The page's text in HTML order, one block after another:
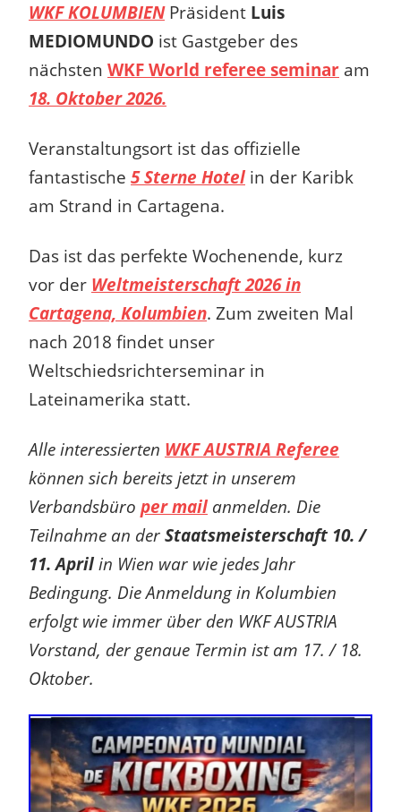
WKF KOLUMBIENPräsident Luis
MEDIOMUNDO ist Gastgeber des
nächsten WKF World referee seminar am
18. Oktober 2026.
Veranstaltungsort ist das offizielle
fantastische 5 Sterne Hotel in der Karibk
am Strand in Cartagena.
Das ist das perfekte Wochenende, kurz
vor der Weltmeisterschaft 2026 in
Cartagena, Kolumbien. Zum zweiten Mal
nach 2018 findet unser
Weltschiedsrichterseminar in
Lateinamerika statt.
Alle interessierten WKF AUSTRIA Referee
können sich bereits jetzt in unserem
Verbandsbüro per mail anmelden. Die
Teilnahme an der Staatsmeisterschaft 10. /
11. April in Wien war wie jedes Jahr
Bedingung. Die Anmeldung in Kolumbien
erfolgt wie immer über den WKF AUSTRIA
Vorstand, der genaue Termin ist am 17. / 18.
Oktober.